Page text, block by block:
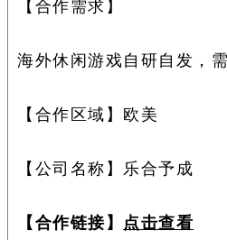
【合作需求】
海外休闲游戏自研自发，
【合作区域】 欧美
【公司名称】 乐合予成
【合作链接】 点击查看